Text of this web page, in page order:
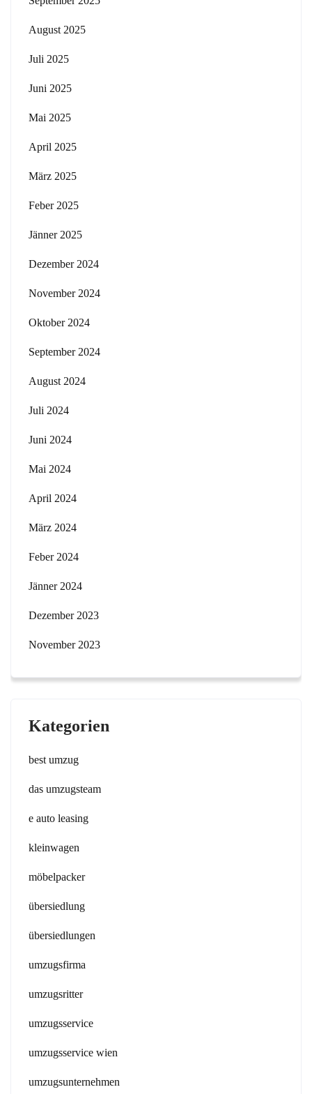
August 2025
Juli 2025
Juni 2025
Mai 2025
April 2025
März 2025
Feber 2025
Jänner 2025
Dezember 2024
November 2024
Oktober 2024
September 2024
August 2024
Juli 2024
Juni 2024
Mai 2024
April 2024
März 2024
Feber 2024
Jänner 2024
Dezember 2023
November 2023
Kategorien
best umzug
das umzugsteam
e auto leasing
kleinwagen
möbelpacker
übersiedlung
übersiedlungen
umzugsfirma
umzugsritter
umzugsservice
umzugsservice wien
umzugsunternehmen